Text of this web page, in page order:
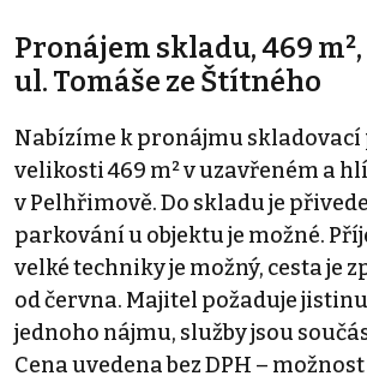
Pronájem skladu, 469
ul. Tomáše ze Štítného
Nabízíme k pronájmu skladovací
velikosti 469 m² v uzavřeném a
v Pelhřimově. Do skladu je
parkování u objektu je možné.
velké techniky je možný, cesta je
od června. Majitel požaduje
jednoho nájmu, služby jsou
Cena uvedena bez DPH –